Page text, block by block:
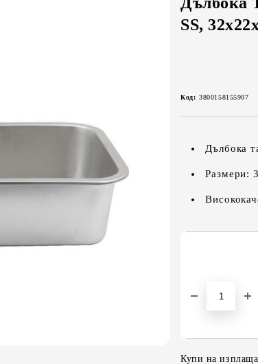
SS,
Код: 3800158155907
Дълбока
Размери:
Купи на